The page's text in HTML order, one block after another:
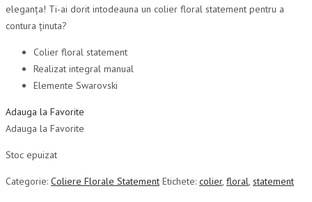
eleganța! Ti-ai dorit intodeauna un colier floral statement pentru a
contura ținuta?
Colier floral statement
Realizat integral manual
Elemente Swarovski
Adauga la Favorite
Adauga la Favorite
Stoc epuizat
Categorie: Coliere Florale Statement Etichete: colier, floral, statement